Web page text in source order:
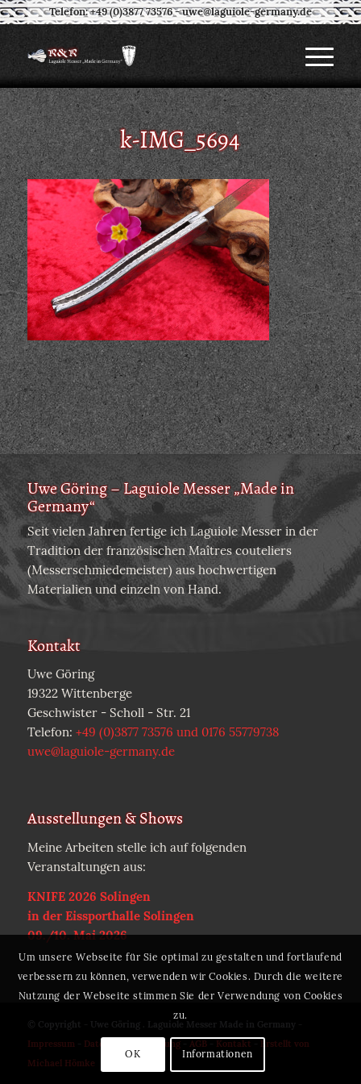
Telefon: +49 (0)3877 73576-uwe@laguiole-germany.de
k-IMG_5694
Uwe Göring – Laguiole Messer „Made in
Germany“
Seit vielen Jahren fertige ich Laguiole Messer in der
Tradition der französischen Maîtres couteliers
(Messerschmiedemeister) aus hochwertigen
Materialien und einzeln von Hand.
Kontakt
Uwe Göring
19322 Wittenberge
Geschwister - Scholl - Str. 21
Telefon: +49 (0)3877 73576 und 0176 55779738
uwe@laguiole-germany.de
Ausstellungen & Shows
Meine Arbeiten stelle ich auf folgenden
Veranstaltungen aus:
KNIFE 2026 Solingen
in der Eissporthalle Solingen
09./10. Mai 2026
© Copyright - Uwe Göring . Laguiole Messer Made in Germany -
Impressum- Datenschutzerklärung- AGB- Kontakt
Erstellt von
Michael Hömke
Um unsere Webseite für Sie optimal zu gestalten und fortlaufend
verbessern zu können, verwenden wir Cookies. Durch die weitere
Nutzung der Webseite stimmen Sie der Verwendung von Cookies
zu.
OK Informationen